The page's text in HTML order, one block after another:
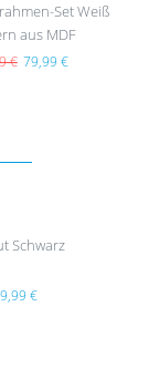
Set Weiß
aus MDF
€ 79,99 €
Schwarz
€